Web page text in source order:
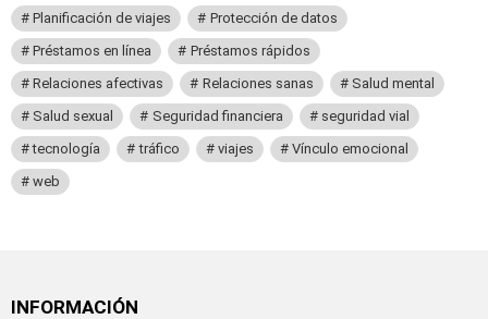
Planificación de viajes
Protección de datos
Préstamos en línea
Préstamos rápidos
Relaciones afectivas
Relaciones sanas
Salud mental
Salud sexual
Seguridad financiera
seguridad vial
tecnología
tráfico viajes
Vínculo emocional
web
INFORMACIÓN